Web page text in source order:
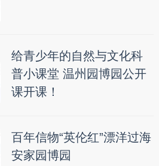
给青少年的自然与文化科
普小课堂 温州园博园公开
课开课！
百年信物“英伦红”漂洋过海
安家园博园